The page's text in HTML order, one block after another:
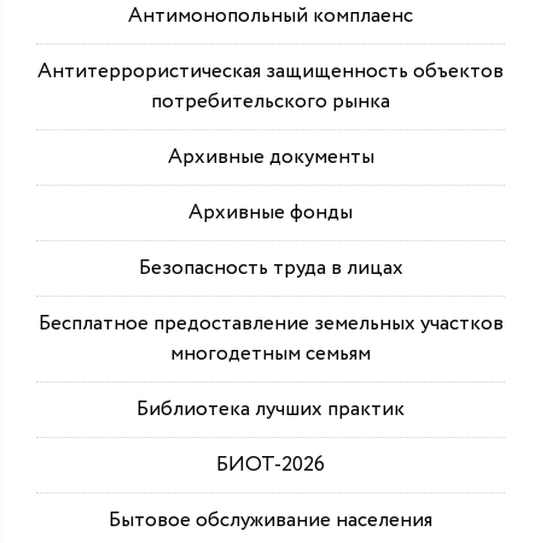
Антимонопольный комплаенс
Антитеррористическая защищенность объектов
потребительского рынка
Архивные документы
Архивные фонды
Безопасность труда в лицах
Бесплатное предоставление земельных участков
многодетным семьям
Библиотека лучших практик
БИОТ-2026
Бытовое обслуживание населения